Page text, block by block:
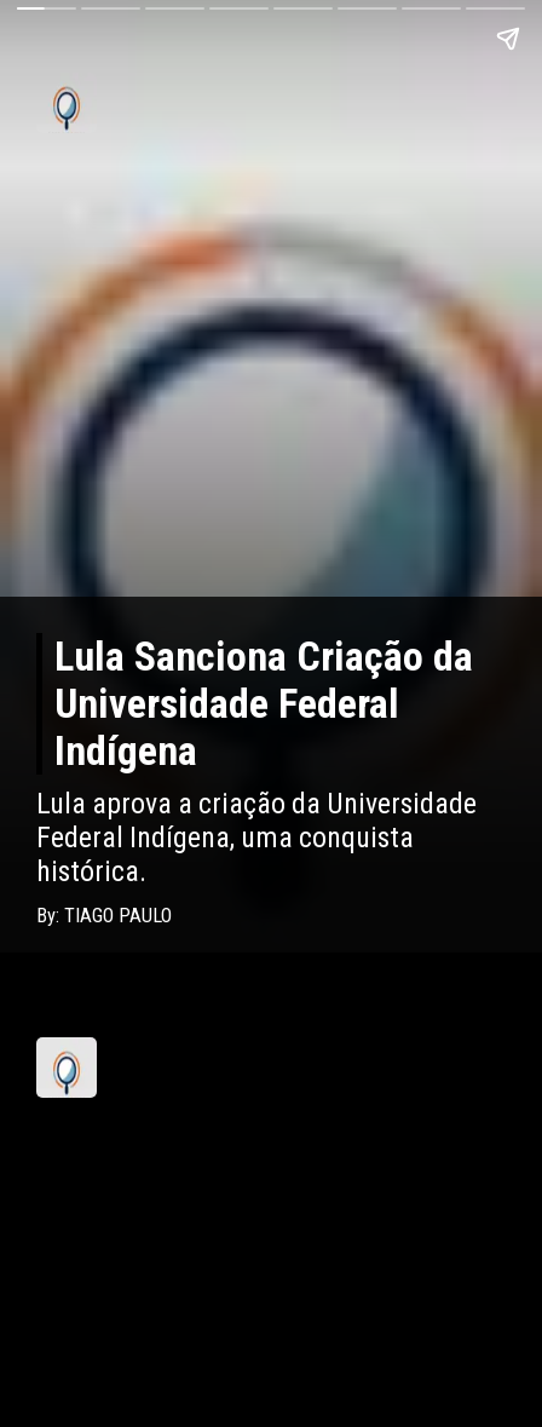
Lula Sanciona Criação da
Universidade Federal
Indígena
Lula aprova a criação da Universidade
Federal Indígena, uma conquista
histórica.
By: TIAGO PAULO